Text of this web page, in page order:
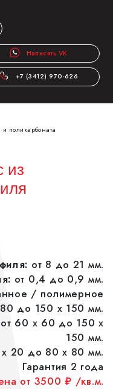
Написать VK
+7 (3412) 970-626
поликарбоната
из
от 8 до 21 мм.
от 0,4 до 0,9 мм.
/ полимерное
до 150 x 150 мм.
от 60 x 60 до 150 x
150 мм.
x 20 до 80 x 80 мм.
Гарантия 2 года
от 3500 ₽ /кв.м.